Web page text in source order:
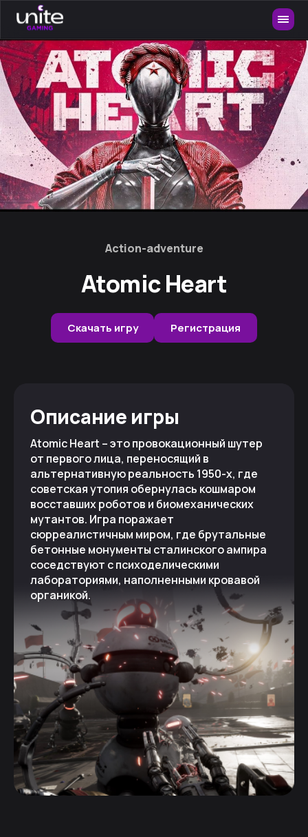
Action-adventure
Atomic Heart
Скачать игру Регистрация
Описание игры
Atomic Heart – это провокационный шутер
от первого лица, переносящий в
альтернативную реальность 1950-х, где
советская утопия обернулась кошмаром
восставших роботов и биомеханических
мутантов. Игра поражает
сюрреалистичным миром, где брутальные
бетонные монументы сталинского ампира
соседствуют с психоделическими
лабораториями, наполненными кровавой
органикой.